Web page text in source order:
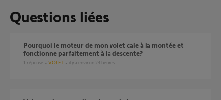
Questions liées
Pourquoi le moteur de mon volet cale à la montée et
fonctionne parfaitement à la descente?
1 réponse VOLET il y a environ 23 heures